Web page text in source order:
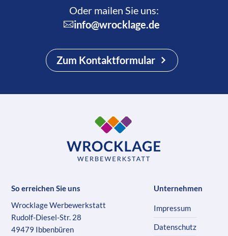
Oder mailen Sie uns:
info@wrocklage.de
Zum Kontaktformular
So erreichen Sie uns
Wrocklage Werbewerkstatt
Rudolf-Diesel-Str. 28
49479 Ibbenbüren
Unternehmen
Impressum
Datenschutz